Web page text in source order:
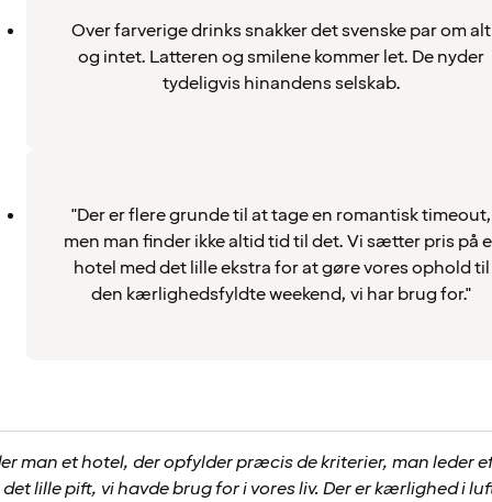
Over farverige drinks snakker det svenske par om alt
og intet. Latteren og smilene kommer let. De nyder
tydeligvis hinandens selskab.
"Der er flere grunde til at tage en romantisk timeout,
men man finder ikke altid tid til det. Vi sætter pris på
hotel med det lille ekstra for at gøre vores ophold til
den kærlighedsfyldte weekend, vi har brug for."
man et hotel, der opfylder præcis de kriterier, man leder
lille pift, vi havde brug for i vores liv. Der er kærlighed i